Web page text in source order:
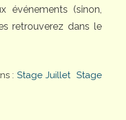
événements (sinon,
retrouverez dans le
:Stage Juillet Stage